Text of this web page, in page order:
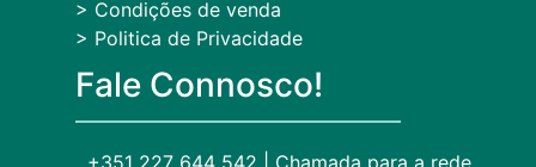
> Condições de venda
> Politica de Privacidade
Fale Connosco!
+351 227 644 542 | Chamada para a rede